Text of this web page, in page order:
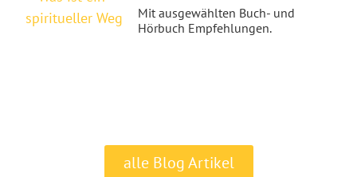
Mit ausgewählten Buch- und
Hörbuch Empfehlungen.
alle Blog Artikel